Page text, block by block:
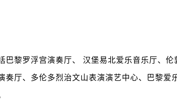
巴黎罗浮宫演奏厅、 汉堡易北爱乐音乐厅、伦
厅、多伦多烈治文山表演演艺中心、巴黎爱